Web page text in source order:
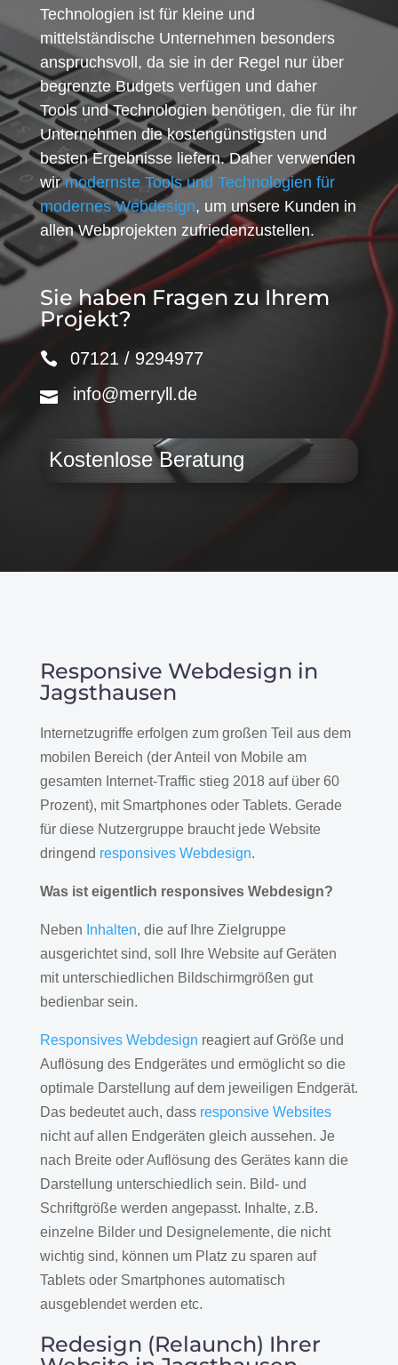
Technologien ist für kleine und
mittelständische Unternehmen besonders
anspruchsvoll, da sie in der Regel nur über
begrenzte Budgets verfügen und daher
Tools und Technologien benötigen, die für ihr
Unternehmen die kostengünstigsten und
besten Ergebnisse liefern. Daher verwenden
wirmodernste Tools und Technologien für
modernes Webdesign, um unsere Kunden in
allen Webprojekten zufriedenzustellen.
Sie haben Fragen zu Ihrem
Projekt?
07121 / 9294977
info@merryll.de
Kostenlose Beratung
Responsive Webdesign in
Jagsthausen
Internetzugriffe erfolgen zum großen Teil aus dem
mobilen Bereich (der Anteil von Mobile am
gesamten Internet-Traffic stieg 2018 auf über 60
Prozent), mit Smartphones oder Tablets. Gerade
für diese Nutzergruppe braucht jede Website
dringend responsives Webdesign.
Was ist eigentlich responsives Webdesign?
Neben Inhalten, die auf Ihre Zielgruppe
ausgerichtet sind, soll Ihre Website auf Geräten
mit unterschiedlichen Bildschirmgrößen gut
bedienbar sein.
Responsives Webdesign reagiert auf Größe und
Auflösung des Endgerätes und ermöglicht so die
optimale Darstellung auf dem jeweiligen Endgerät.
Das bedeutet auch, dass responsive Websites
nicht auf allen Endgeräten gleich aussehen. Je
nach Breite oder Auflösung des Gerätes kann die
Darstellung unterschiedlich sein. Bild- und
Schriftgröße werden angepasst. Inhalte, z.B.
einzelne Bilder und Designelemente, die nicht
wichtig sind, können um Platz zu sparen auf
Tablets oder Smartphones automatisch
ausgeblendet werden etc.
Redesign (Relaunch) Ihrer